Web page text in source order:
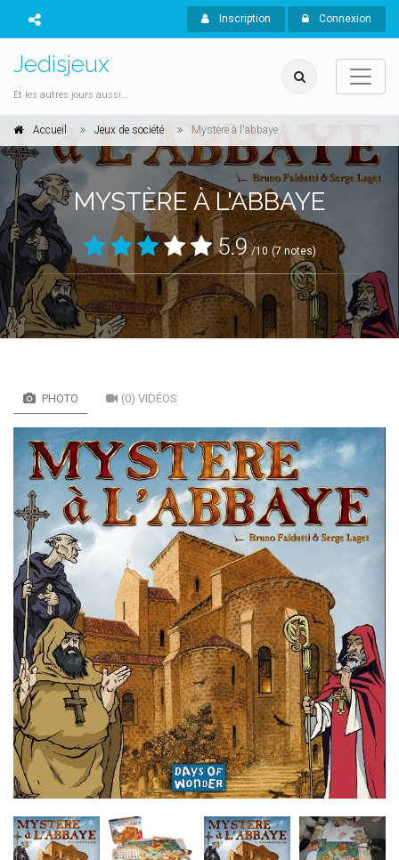
Inscription Connexion
Jedisjeux
Et les autres jours aussi...
Accueil Jeux de société Mystère à l'abbaye
MYSTÈRE À L'ABBAYE
5.9 /10 (7 notes)
PHOTO (0) VIDÉOS